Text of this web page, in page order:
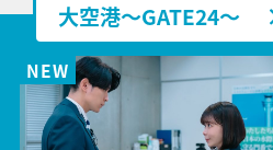
大空港～GATE24～